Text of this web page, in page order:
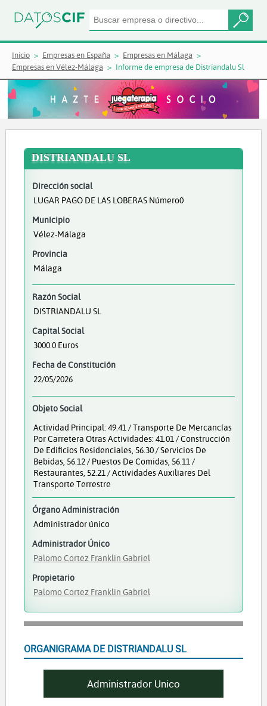
Inicio Empresas en España
Empresas en Málaga
Empresas en Vélez-Málaga
Informe de empresa de Distriandalu Sl
DISTRIANDALU SL
Dirección social
LUGAR PAGO DE LAS LOBERAS Número0
Municipio
Vélez-Málaga
Provincia
Málaga
Razón Social
DISTRIANDALU SL
Capital Social
3000.0 Euros
Fecha de Constitución
22/05/2026
Objeto Social
Actividad Principal: 49.41 / Transporte De Mercancías
Por Carretera Otras Actividades: 41.01 / Construcción
De Edificios Residenciales, 56.30 / Servicios De
Bebidas, 56.12 / Puestos De Comidas, 56.11 /
Restaurantes, 52.21 / Actividades Auxiliares Del
Transporte Terrestre
Órgano Administración
Administrador único
Administrador Único
Palomo Cortez Franklin Gabriel
Propietario
Palomo Cortez Franklin Gabriel
ORGANIGRAMA DE DISTRIANDALU SL
Administrador Unico